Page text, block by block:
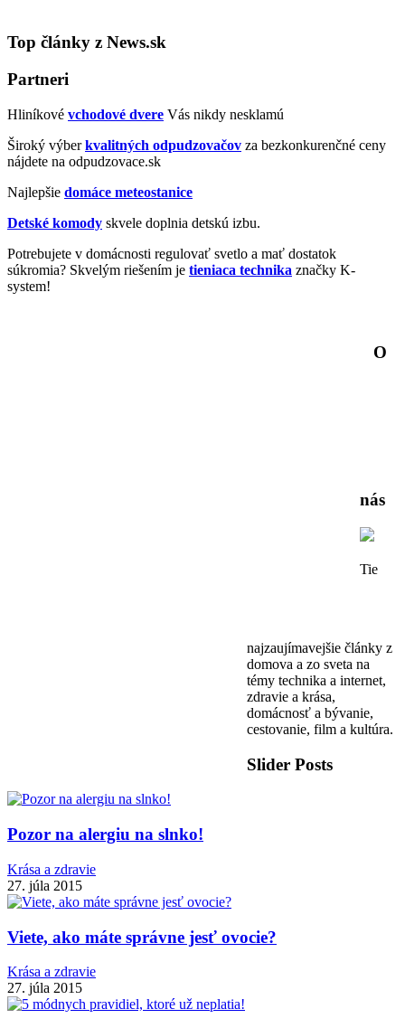
Top články z News.sk
Partneri
Hliníkové vchodové dvere Vás nikdy nesklamú
Široký výberkvalitných odpudzovačov za bezkonkurenčné ceny
nájdete na odpudzovace.sk
Najlepšie domáce meteostanice
Detské komody skvele doplnia detskú izbu.
Potrebujete v domácnosti regulovať svetlo a mať dostatok
súkromia? Skvelým riešením je tieniaca technika značky K-
system!
O
nás
Tie
najzaujímavejšie články z
domova a zo sveta na
témy technika a internet,
zdravie a krása,
domácnosť a bývanie,
cestovanie, film a kultúra.
Slider Posts
Pozor na alergiu na slnko!
Krása a zdravie
27. júla 2015
Viete, ako máte správne jesť ovocie?
Krása a zdravie
27. júla 2015